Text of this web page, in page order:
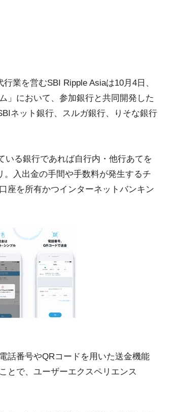
業を営むSBI Ripple Asiaは10月4日、
」において、参加銀行と共同開発した
ネット銀行、スルガ銀行、りそな銀行
いる銀行であれば自行内・他行あてを
。入出金の手間や手数料が発生するチ
座を所有かつインターネットバンキン
話番号やQRコードを用いた送金機能
とで、ユーザーエクスペリエンス